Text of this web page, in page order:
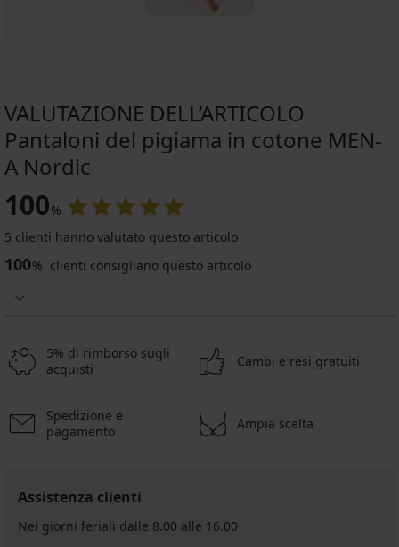
VALUTAZIONE DELL’ARTICOLO
Pantaloni del pigiama in cotone MEN-
A Nordic
100%
5 clienti hanno valutato questo articolo
100% clienti consigliano questo articolo
5% di rimborso sugli
acquisti
Cambi e resi gratuiti
Spedizione e
pagamento
Ampia scelta
Assistenza clienti
Nei giorni feriali dalle 8.00 alle 16.00